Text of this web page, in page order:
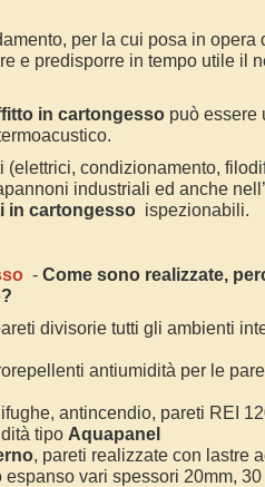
per la cui posa in opera
e predisporre in tempo utile il
in cartongesso può essere
condizionamento,
industriali ed anche
in cartongesso ispezionabili.
- Come sono realizzate,
divisorie tutti gli ambienti
antiumidità per le
antincendio, pareti REI
tipo Aquapanel
, pareti realizzate con lastre
vari spessori 20mm, 30